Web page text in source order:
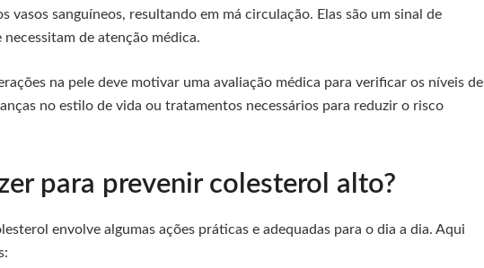
vasos sanguíneos, resultando em má circulação. Elas são um sinal de
de atenção médica.
na pele deve motivar uma avaliação médica para verificar os níveis de
no estilo de vida ou tratamentos necessários para reduzir o risco
para prevenir colesterol alto?
envolve algumas ações práticas e adequadas para o dia a dia. Aqui